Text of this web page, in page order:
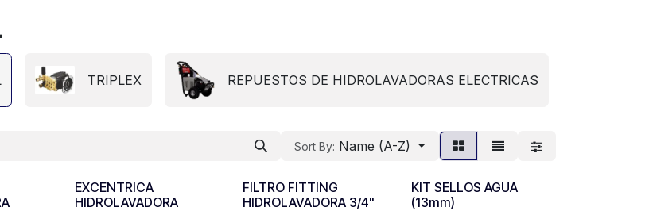
TRIPLEX REPUESTOS DE HIDROLAVADORAS ELECTRICAS
Sort By: Name (A-Z)
EXCENTRICA
HIDROLAVADORA
FILTRO FITTING
HIDROLAVADORA 3/4"
KIT SELLOS AGUA
(13mm)